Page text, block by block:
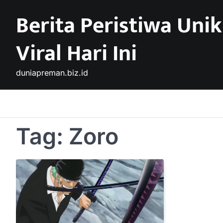
contentBerita Peristiwa
Viral Hari Ini
duniapreman.biz.id
Tag: Zoro